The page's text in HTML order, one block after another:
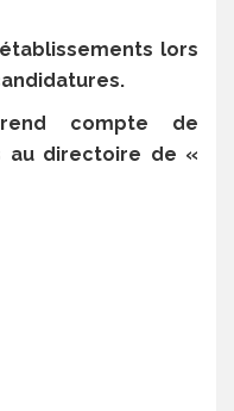
lors
compte de
au directoire de «